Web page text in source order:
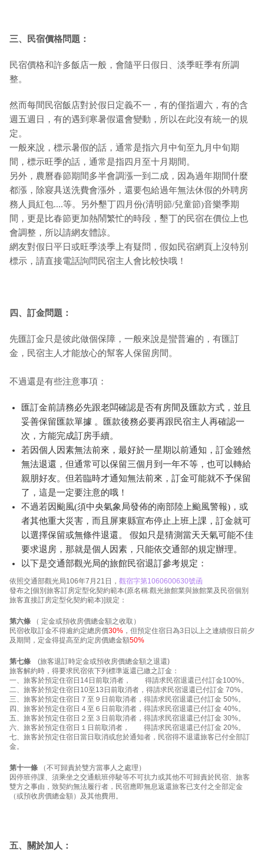
三、民宿價格問題：
民宿價格和許多飯店一般，會隨平日假日、淡季旺季有所調
整。
然而每間民宿飯店對於假日定義不一，有的僅指週六，有的含
週五週日，有的遇到寒暑假還會變動，所以在此沒有統一的規
定。
一般來說，標示暑假的話，通常是指六月中旬至九月中旬期
間，標示旺季的話，通常是指四月至十月期間。
另外，農曆春節期間多半會調漲一到二成，因為過年期間什麼
都漲，除寢具送洗費會漲外，還要包給過年無法休假的外聘房
務人員紅包....等。另外墾丁四月份(清明節/兒童節)音樂季期
間，更是比春節更加熱鬧繁忙的時段，墾丁的民宿在價位上也
會調整，所以請網友體諒。
網友對假日平日或旺季淡季上有疑問，假如民宿網頁上沒特別
標示，請直接電話詢問民宿主人會比較快哦！
四、訂金問題：
先匯訂金只是彼此做個保障，一般來說是蠻普遍的，有匯訂
金，民宿主人才能放心的幫客人保留房間。
不過還是有些注意事項：
匯訂金前請務必先跟老闆確認是否有房間及匯款方式，並且
妥善保留匯款單據 。匯款後務必要再跟民宿主人再確認一
次，方能完成訂房手續。
若因個人因素無法前來，最好於一星期以前通知，訂金雖然
無法退還，但通常可以保留三個月到一年不等，也可以轉給
親朋好友。但若臨時才通知無法前來，訂金可能就不予保留
了，這是一定要注意的哦！
不過若因颱風(須中央氣象局發佈的南部陸上颱風警報)，或
者其他重大災害，而且屏東縣宣布停止上班上課，訂金就可
以選擇保留或無條件退還。 假如只是猜測當天天氣可能不佳
要求退房，那就是個人因素，只能依交通部的規定辦理。
以下是交通部觀光局的旅館民宿退訂參考規定：
依照交通部觀光局106年7月21日， 觀宿字第1060600630號函
發布之[個別旅客訂房定型化契約範本(原名稱:觀光旅館業與旅館業及民宿個別
旅客直接訂房定型化契約範本)]規定：
第六條 （ 定金或預收房價總金額之收取）
民宿收取訂金不得逾約定總房價30% ，但預定住宿日為3日以上之連續假日前夕
及期間，定金得提高至約定房價總金額50%
第七條 (旅客退訂時定金或預收房價總金額之退還)
旅客解約時，得要求民宿依下列標準返還已繳之訂金：
一、旅客於預定住宿日14日前取消者， 得請求民宿退還已付訂金100%。
二、旅客於預定住宿日10至13日前取消者，得請求民宿退還已付訂金 70%。
三、旅客於預定住宿日７至９日前取消者，得請求民宿退還已付訂金 50%。
四、旅客於預定住宿日４至６日前取消者，得請求民宿退還已付訂金 40%。
五、旅客於預定住宿日２至３日前取消者，得請求民宿退還已付訂金 30%。
六、旅客於預定住宿日１日前取消者， 得請求民宿退還已付訂金 20%。
七、旅客於預定住宿日當日取消或怠於通知者，民宿得不退還旅客已付全部訂
金。
第十一條 （不可歸責於雙方當事人之處理）
因停班停課、須乘坐之交通航班停駛等不可抗力或其他不可歸責於民宿、旅客
雙方之事由，致契約無法履行者，民宿應即無息返還旅客已支付之全部定金
（或預收房價總金額）及其他費用。
五、關於加人：